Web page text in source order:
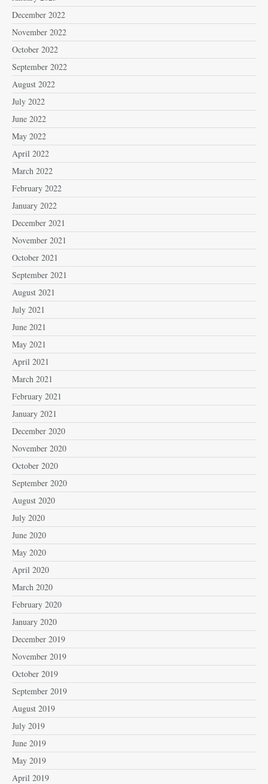
December 2022
November 2022
October 2022
September 2022
August 2022
July 2022
June 2022
May 2022
April 2022
March 2022
February 2022
January 2022
December 2021
November 2021
October 2021
September 2021
August 2021
July 2021
June 2021
May 2021
April 2021
March 2021
February 2021
January 2021
December 2020
November 2020
October 2020
September 2020
August 2020
July 2020
June 2020
May 2020
April 2020
March 2020
February 2020
January 2020
December 2019
November 2019
October 2019
September 2019
August 2019
July 2019
June 2019
May 2019
April 2019